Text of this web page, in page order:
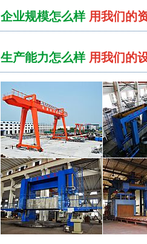
企业规模怎么样 用我们的
生产能力怎么样 用我们的